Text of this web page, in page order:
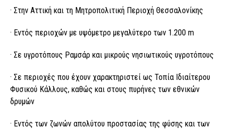
· Στην Αττική και τη Μητροπολιτική Περιοχή Θεσσαλονίκης
· Εντός περιοχών με υψόμετρο μεγαλύτερο των 1.200 m
· Σε υγροτόπους Ραμσάρ και μικρούς νησιωτικούς υγροτόπους
· Σε περιοχές που έχουν χαρακτηριστεί ως Τοπία Ιδιαίτερου
Φυσικού Κάλλους, καθώς και στους πυρήνες των εθνικών
δρυμών
· Εντός των ζωνών απολύτου προστασίας της φύσης και των